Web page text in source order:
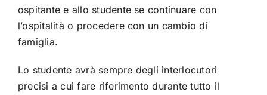
ospitante e allo studente se continuare con
l’ospitalità o procedere con un cambio di
famiglia.
Lo studente avrà sempre degli interlocutori
precisi a cui fare riferimento durante tutto il